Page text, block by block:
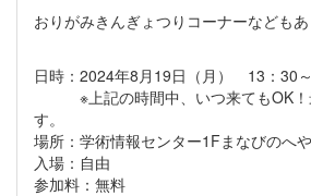
おりがみきんぎょつりコーナーなども
日時：2024年8月19日（月） 13：30
※上記の時間中、いつ来てもOK！
す。
場所：学術情報センター1Fまなびのへや
入場：自由
参加料：無料